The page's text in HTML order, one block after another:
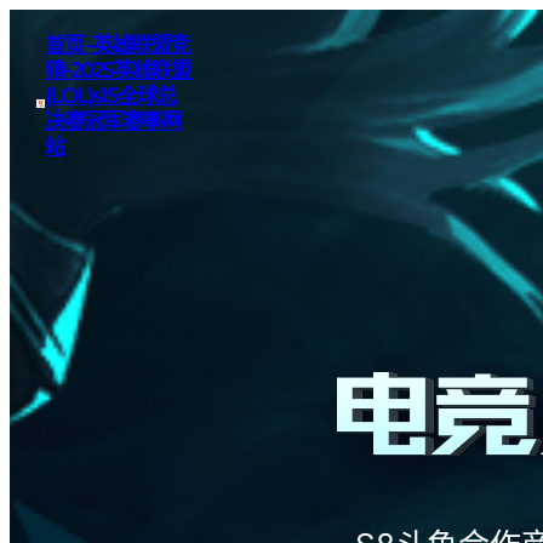
首页–英雄联盟竞
猜-2025英雄联盟
(LOL)s15全球总
决赛冠军赛事网
站